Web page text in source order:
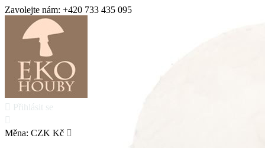
Zavolejte nám: +420 733 435 095
Přihlásit se
Měna: CZK Kč 